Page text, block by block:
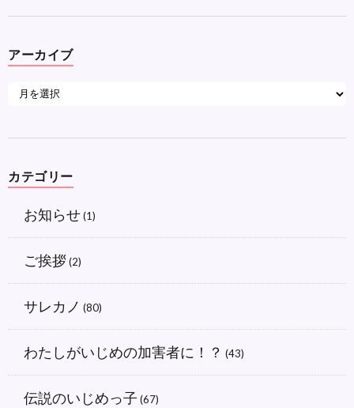
アーカイブ
カテゴリー
お知らせ(1)
ご挨拶(2)
サレカノ (80)
わたしがいじめの加害者に！？ (43)
伝説のいじめっ子 (67)